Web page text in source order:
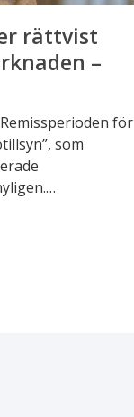
rättvist
–
Remissperioden för
som